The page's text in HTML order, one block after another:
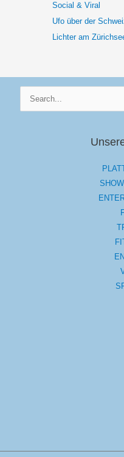
Social & Viral
Ufo über der
Lichter am